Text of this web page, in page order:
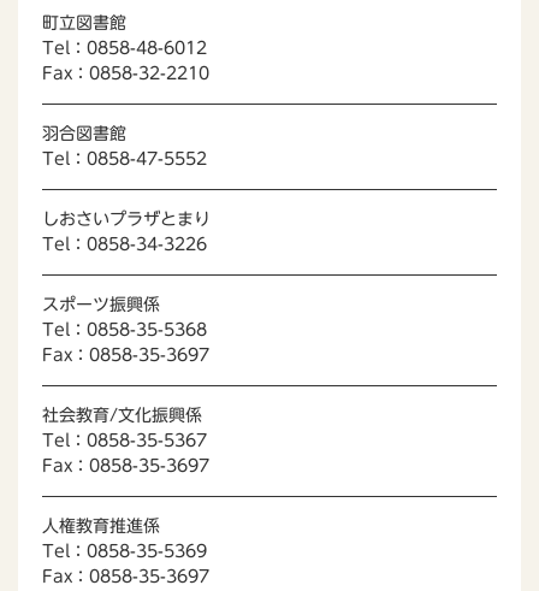
町立図書館
Tel：0858-48-6012
Fax：0858-32-2210
羽合図書館
Tel：0858-47-5552
しおさいプラザとまり
Tel：0858-34-3226
スポーツ振興係
Tel：0858-35-5368
Fax：0858-35-3697
社会教育/文化振興係
Tel：0858-35-5367
Fax：0858-35-3697
人権教育推進係
Tel：0858-35-5369
Fax：0858-35-3697